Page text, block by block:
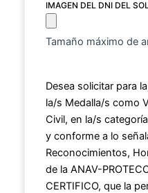
IMAGEN DEL DNI DEL
Tamaño máximo de
Desea solicitar para
la/s Medalla/s como
Civil, en la/s
y conforme a lo
Reconocimientos,
de la ANAV-
CERTIFICO, que la